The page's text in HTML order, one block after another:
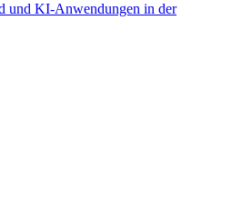
und KI-Anwendungen in der